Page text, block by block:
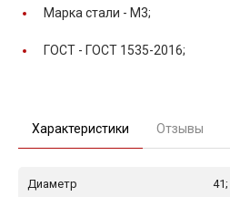
Марка стали - М3;
ГОСТ - ГОСТ 1535-2016;
Характеристики Отзывы
Диаметр 41;